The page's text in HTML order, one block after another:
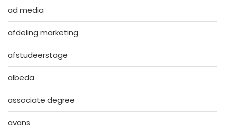
ad media
afdeling marketing
afstudeerstage
albeda
associate degree
avans